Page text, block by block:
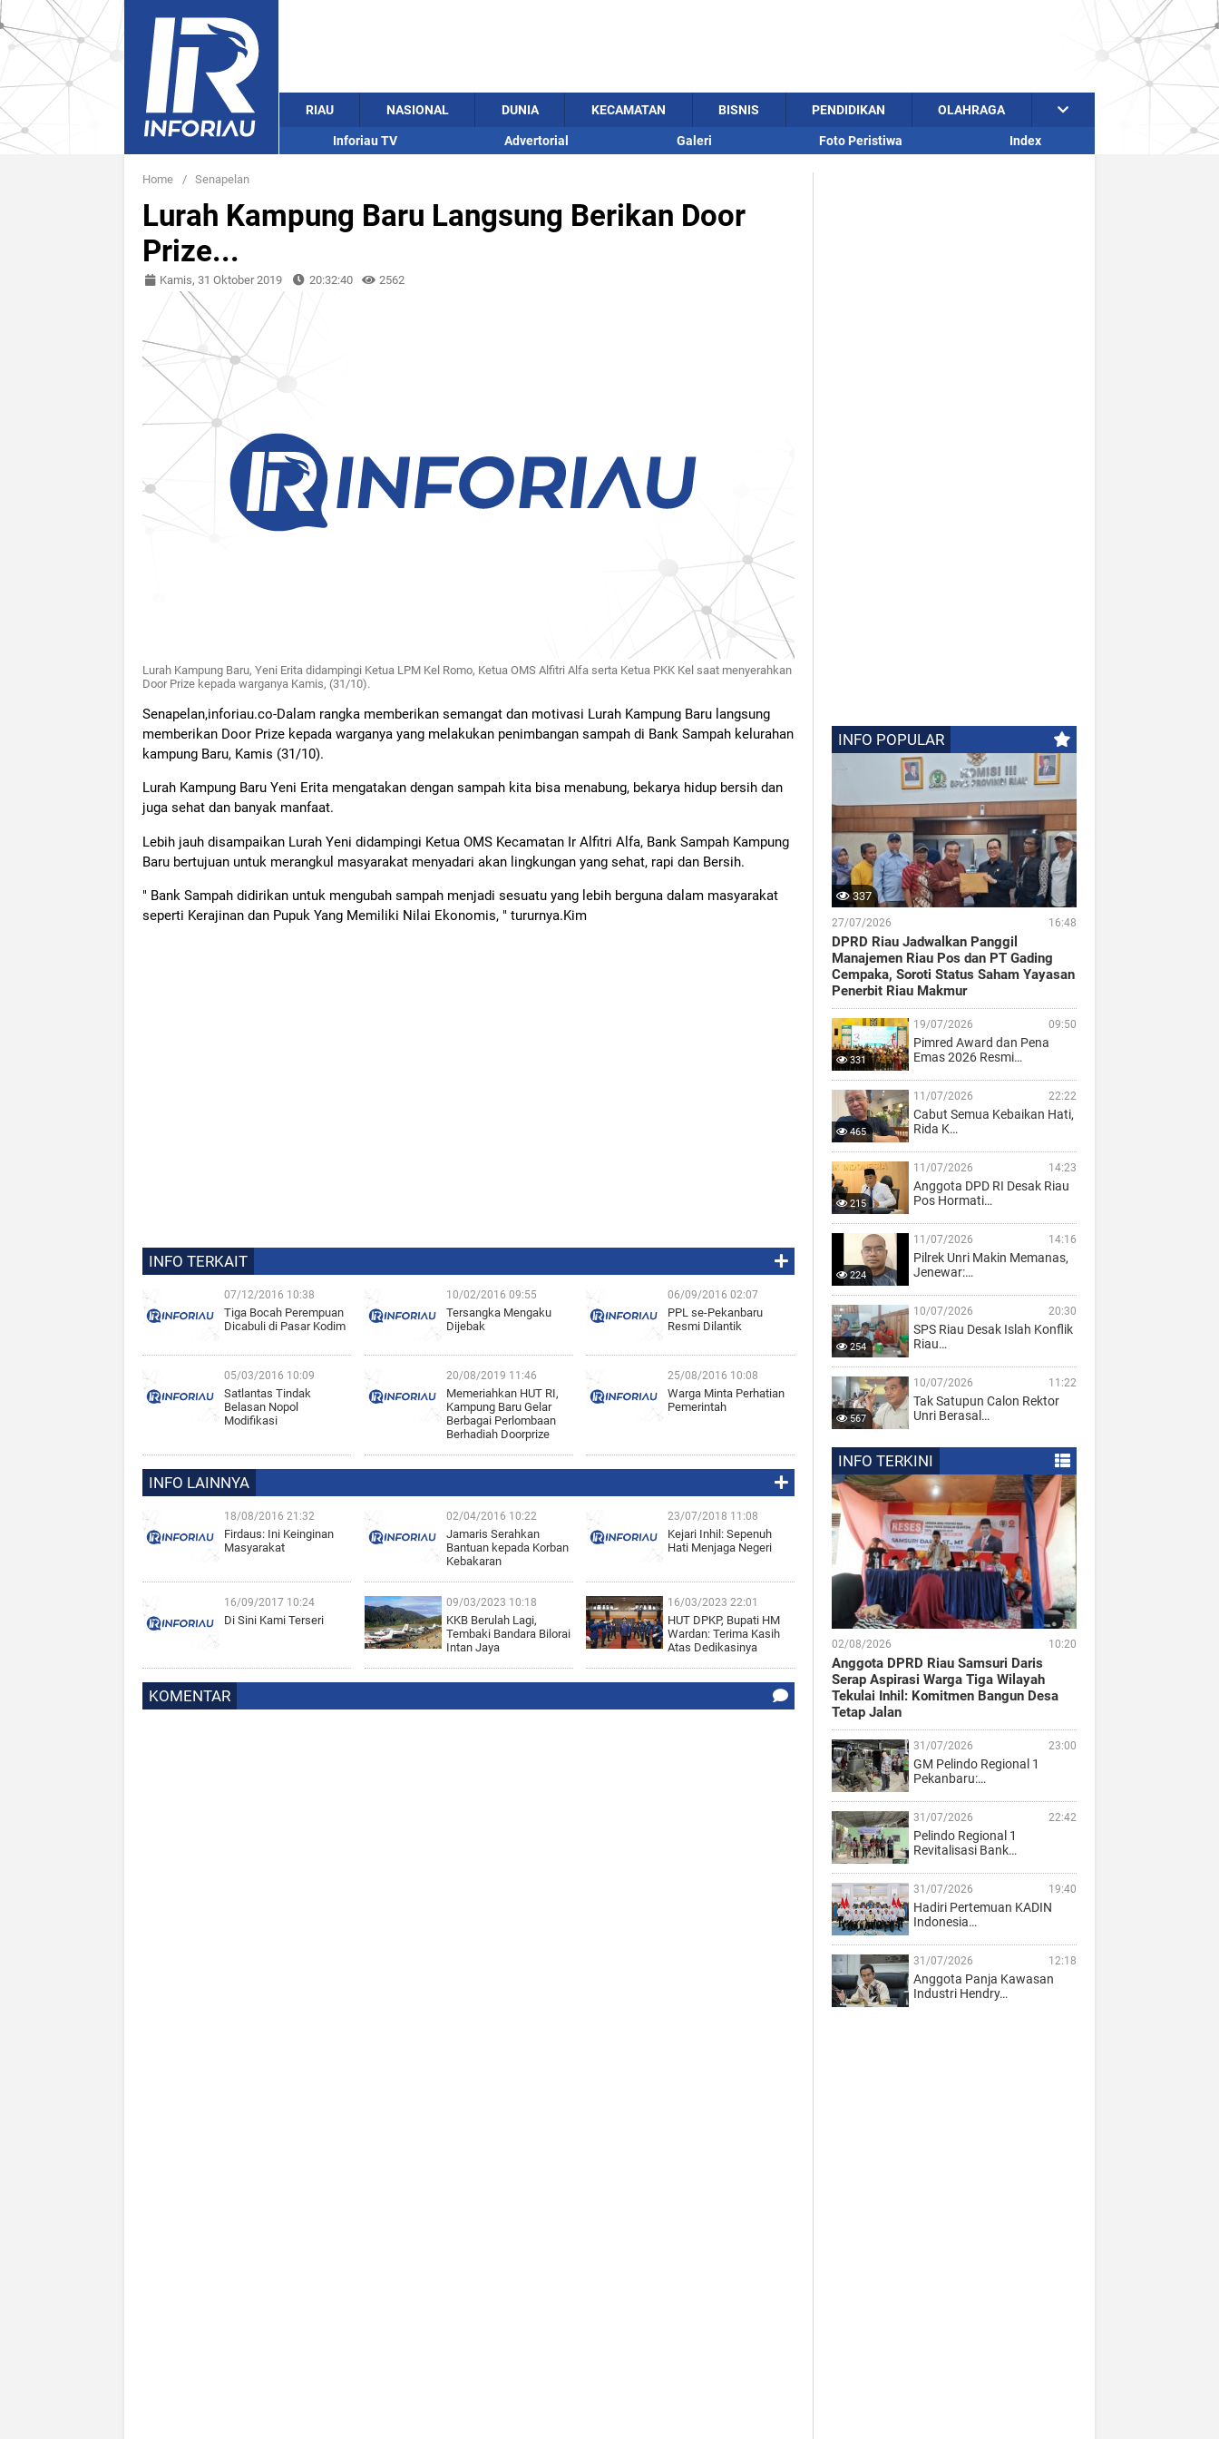
RIAU NASIONAL DUNIA KECAMATAN BISNIS PENDIDIKAN OLAHRAGA
Inforiau TV Advertorial Galeri Foto Peristiwa Index
Home / Senapelan
Lurah Kampung Baru Langsung Berikan Door
Prize...
Kamis, 31 Oktober 2019 20:32:40 2562
Lurah Kampung Baru, Yeni Erita didampingi Ketua LPM Kel Romo, Ketua OMS Alfitri Alfa serta Ketua PKK Kel saat menyerahkan
Door Prize kepada warganya Kamis, (31/10).
Senapelan,inforiau.co-Dalam rangka memberikan semangat dan motivasi Lurah Kampung Baru langsung
memberikan Door Prize kepada warganya yang melakukan penimbangan sampah di Bank Sampah kelurahan
kampung Baru, Kamis (31/10).
Lurah Kampung Baru Yeni Erita mengatakan dengan sampah kita bisa menabung, bekarya hidup bersih dan
juga sehat dan banyak manfaat.
Lebih jauh disampaikan Lurah Yeni didampingi Ketua OMS Kecamatan Ir Alfitri Alfa, Bank Sampah Kampung
Baru bertujuan untuk merangkul masyarakat menyadari akan lingkungan yang sehat, rapi dan Bersih.
" Bank Sampah didirikan untuk mengubah sampah menjadi sesuatu yang lebih berguna dalam masyarakat
seperti Kerajinan dan Pupuk Yang Memiliki Nilai Ekonomis, " tururnya.Kim
INFO TERKAIT
07/12/2016 10:38
Tiga Bocah Perempuan
Dicabuli di Pasar Kodim
10/02/2016 09:55
Tersangka Mengaku
Dijebak
06/09/2016 02:07
PPL se-Pekanbaru
Resmi Dilantik
05/03/2016 10:09
Satlantas Tindak
Belasan Nopol
Modifikasi
20/08/2019 11:46
Memeriahkan HUT RI,
Kampung Baru Gelar
Berbagai Perlombaan
Berhadiah Doorprize
25/08/2016 10:08
Warga Minta Perhatian
Pemerintah
INFO LAINNYA
18/08/2016 21:32
Firdaus: Ini Keinginan
Masyarakat
02/04/2016 10:22
Jamaris Serahkan
Bantuan kepada Korban
Kebakaran
23/07/2018 11:08
Kejari Inhil: Sepenuh
Hati Menjaga Negeri
16/09/2017 10:24
Di Sini Kami Terseri
09/03/2023 10:18
KKB Berulah Lagi,
Tembaki Bandara Bilorai
Intan Jaya
16/03/2023 22:01
HUT DPKP, Bupati HM
Wardan: Terima Kasih
Atas Dedikasinya
KOMENTAR
INFO POPULAR
337
27/07/2026 16:48
DPRD Riau Jadwalkan Panggil
Manajemen Riau Pos dan PT Gading
Cempaka, Soroti Status Saham Yayasan
Penerbit Riau Makmur
331
19/07/2026 09:50
Pimred Award dan Pena
Emas 2026 Resmi…
465
11/07/2026 22:22
Cabut Semua Kebaikan Hati,
Rida K…
215
11/07/2026 14:23
Anggota DPD RI Desak Riau
Pos Hormati…
224
11/07/2026 14:16
Pilrek Unri Makin Memanas,
Jenewar:…
254
10/07/2026 20:30
SPS Riau Desak Islah Konflik
Riau…
567
10/07/2026 11:22
Tak Satupun Calon Rektor
Unri Berasal…
INFO TERKINI
02/08/2026 10:20
Anggota DPRD Riau Samsuri Daris
Serap Aspirasi Warga Tiga Wilayah
Tekulai Inhil: Komitmen Bangun Desa
Tetap Jalan
31/07/2026 23:00
GM Pelindo Regional 1
Pekanbaru:…
31/07/2026 22:42
Pelindo Regional 1
Revitalisasi Bank…
31/07/2026 19:40
Hadiri Pertemuan KADIN
Indonesia…
31/07/2026 12:18
Anggota Panja Kawasan
Industri Hendry…